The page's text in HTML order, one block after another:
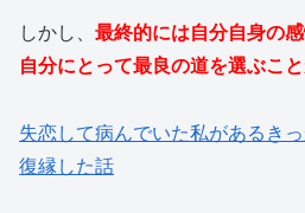
しかし、 最終的には自分自身の
自分にとって最良の道を選ぶこ
失恋して病んでいた私があるき
復縁した話